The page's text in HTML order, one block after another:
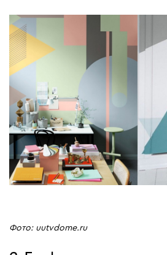
Фото: uutvdome.ru